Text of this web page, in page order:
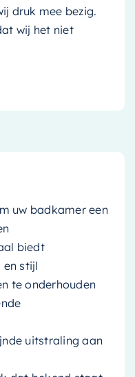
druk mee bezig.
wij het niet
uw badkamer een
biedt
en stijl
te onderhouden
uitstraling aan